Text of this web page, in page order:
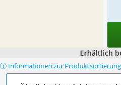
Erhältlich
ⓘ Informationen zur